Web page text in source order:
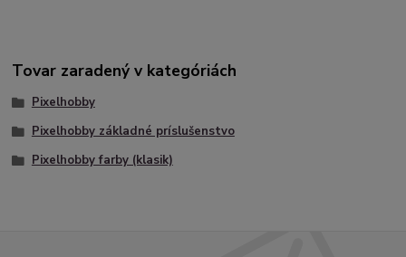
Tovar zaradený v kategóriách
Pixelhobby
Pixelhobby základné príslušenstvo
Pixelhobby farby (klasik)